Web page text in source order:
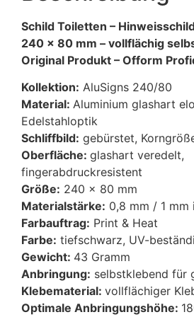
Schild Toiletten –
240 x 80 mm – vollflächig
Original Produkt – Ofform
Kollektion: AluSigns 240/80
Material: Aluminium glashart
Edelstahloptik
Schliffbild: gebürstet,
Oberfläche: glashart veredelt,
fingerabdruckresistent
Größe: 240 x 80 mm
Materialstärke: 0,8 mm / 1 mm
Farbauftrag: Print & Heat
Farbe: tiefschwarz, UV-
Gewicht: 43 Gramm
Anbringung: selbstklebend für
Klebematerial: vollflächiger
Optimale Anbringungshöhe: